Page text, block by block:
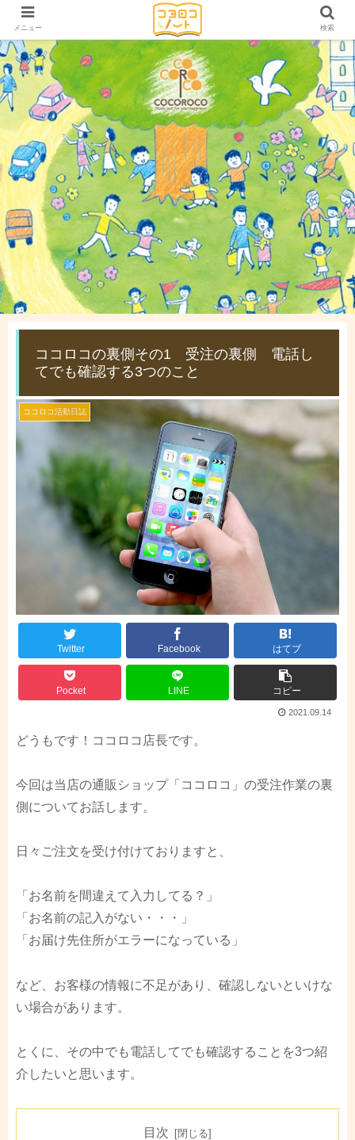
ココロコの裏側その1 受注の裏側 電話し
てでも確認する3つのこと
ココロコ活動日誌
Twitter Facebook はてブ
Pocket LINE コピー
2021.09.14
どうもです！ココロコ店長です。
今回は当店の通販ショップ「ココロコ」の受注作業の裏
側についてお話します。
日々ご注文を受け付けておりますと、
「お名前を間違えて入力してる？」
「お名前の記入がない・・・」
「お届け先住所がエラーになっている」
など、お客様の情報に不足があり、確認しないといけな
い場合があります。
とくに、その中でも電話してでも確認することを3つ紹
介したいと思います。
目次
メニュー 検索